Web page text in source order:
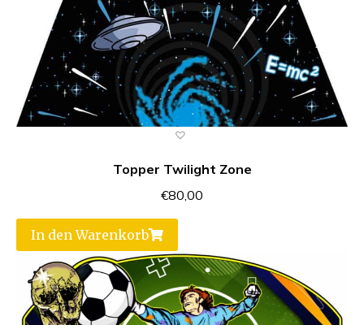
Topper Twilight Zone
€80,00
In den Warenkorb